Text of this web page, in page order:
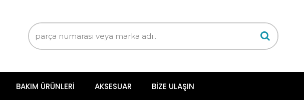
BAKIM ÜRÜNLERI AKSESUAR BIZE ULAŞIN